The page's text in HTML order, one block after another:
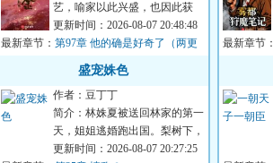
艺，喻家以此兴盛，也因此获
罪，死的死、流放的流放。为得
旧事...
更新时间：2026-08-07 20:48:48
最新章节： 第97章 他的确是好奇了（两更
盛宠姝色
作者：豆丁丁
简介：林姝夏被送回林家的第一
天，姐姐逃婚跑出国。梨树下，
她见到了去退婚的‘准’姐夫。
更新时间：2026-08-07 20:27:25
最新章节：